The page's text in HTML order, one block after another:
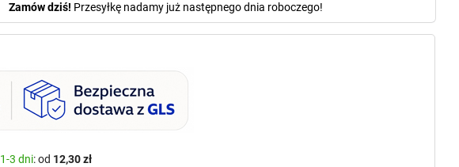
1-3 dni: od 12,30 zł
Zamów dziś! Przesyłkę nadamy już następnego dnia roboczego!